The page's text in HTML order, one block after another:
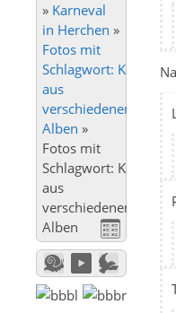
» Karneval
in Herchen »
Fotos mit
Schlagwort: Karneval
aus
verschiedenen
Alben »
Fotos mit
Schlagwort: Karneval
aus
verschiedenen
Alben